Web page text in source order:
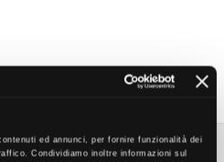
ed annunci, per fornire funzionalità dei
Condividiamo inoltre informazioni sul